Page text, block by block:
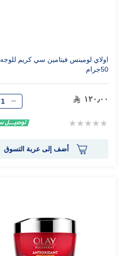
اولاي لومينس فيتامين سي كريم للوجه
50جرام
١٢٠٫٠٠
Rating:
الكمية
أضف إلى عربة التسوق